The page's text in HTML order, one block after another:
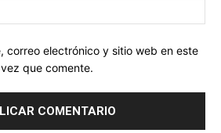
correo electrónico y sitio web en este
que comente.